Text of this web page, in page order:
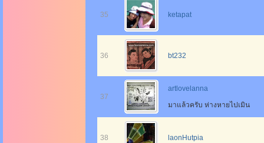
35 ketapat
36 bt232
37
artlovelanna
มาแล้วครับ ห่างหายไปเมิน
38 laonHutpia